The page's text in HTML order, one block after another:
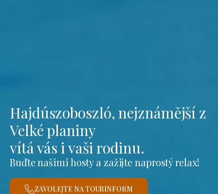
Hajdúszoboszló, nejznámější z
Velké planiny
vítá vás i vaši rodinu.
Buďte našimi hosty a zažijte naprostý relax!
ZAVOLEJTE NA TOURINFORM